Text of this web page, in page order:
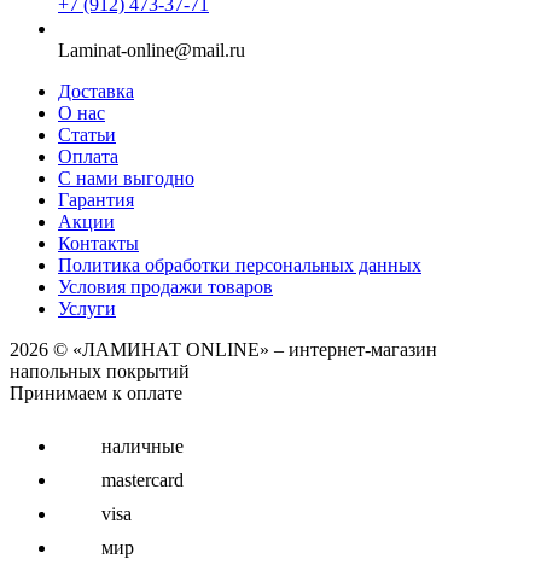
Laminat-online@mail.ru
Доставка
О нас
Статьи
Оплата
С нами выгодно
Гарантия
Акции
Контакты
Политика обработки персональных данных
Условия продажи товаров
Услуги
2026 © «ЛАМИНАТ ONLINE» – интернет-магазин
напольных покрытий
Принимаем к оплате
наличные
mastercard
visa
мир